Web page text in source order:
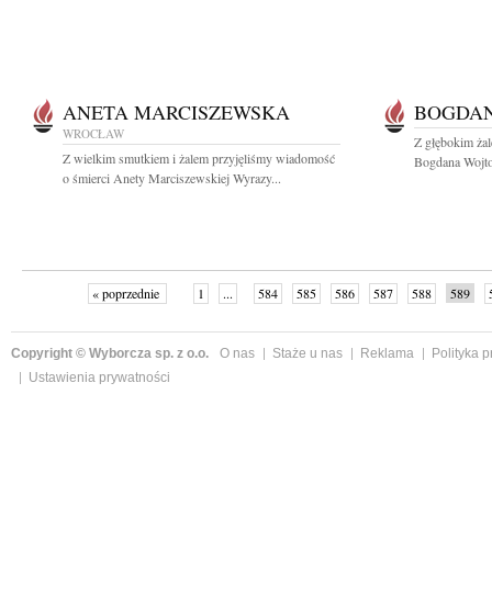
ANETA MARCISZEWSKA
WROCŁAW
Z wielkim smutkiem i żalem przyjęliśmy wiadomość
o śmierci Anety Marciszewskiej Wyrazy...
Z głębokim
Bogdana
« poprzednie 1 ... 584 585 586 587 588 589
Copyright © Wyborcza sp. z o.o. O nas Staże u nas Reklama
Polityka
Ustawienia prywatności